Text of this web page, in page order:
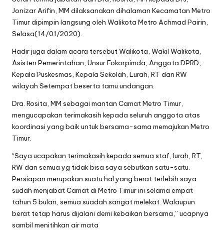
Jonizar Arifin, MM dilaksanakan dihalaman Kecamatan Metro
Timur dipimpin langsung oleh Walikota Metro Achmad Pairin,
Selasa(14/01/2020).
Hadir juga dalam acara tersebut Walikota, Wakil Walikota,
Asisten Pemerintahan, Unsur Fokorpimda, Anggota DPRD,
Kepala Puskesmas, Kepala Sekolah, Lurah, RT dan RW
wilayah Setempat beserta tamu undangan.
Dra. Rosita, MM sebagai mantan Camat Metro Timur,
mengucapakan terimakasih kepada seluruh anggota atas
koordinasi yang baik untuk bersama-sama memajukan Metro
Timur.
“Saya ucapakan terimakasih kepada semua staf, lurah, RT,
RW dan semua yg tidak bisa saya sebutkan satu-satu.
Persiapan merupakan suatu hal yang berat terlebih saya
sudah menjabat Camat di Metro Timur ini selama empat
tahun 5 bulan, semua suadah sangat melekat. Walaupun
berat tetap harus dijalani demi kebaikan bersama,” ucapnya
sambil menitihkan air mata